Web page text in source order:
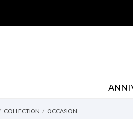
COLLECTION OCCASION